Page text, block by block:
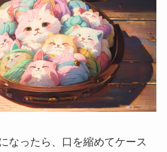
なったら、口を縮めてケース